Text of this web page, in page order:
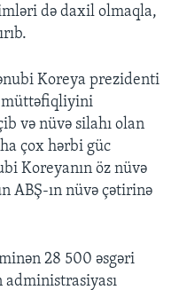
də daxil olmaqla,
Koreya prezidenti
müttəfiqliyini
və nüvə silahı olan
çox hərbi güc
Koreyanın öz nüvə
ABŞ-ın nüvə çətirinə
28 500 əsgəri
administrasiyası